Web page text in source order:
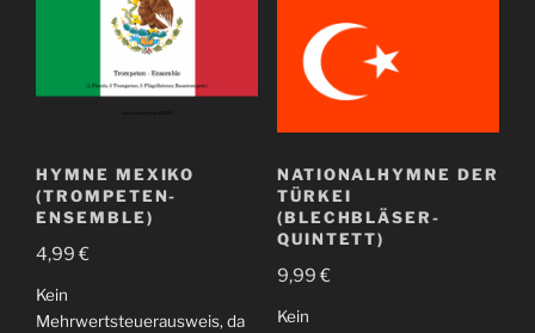
HYMNE MEXIKO
(TROMPETEN-
ENSEMBLE)
4,99€
Kein
Mehrwertsteuerausweis, da
NATIONALHYMNE DER
TÜRKEI
(BLECHBLÄSER-
QUINTETT)
9,99€
Kein